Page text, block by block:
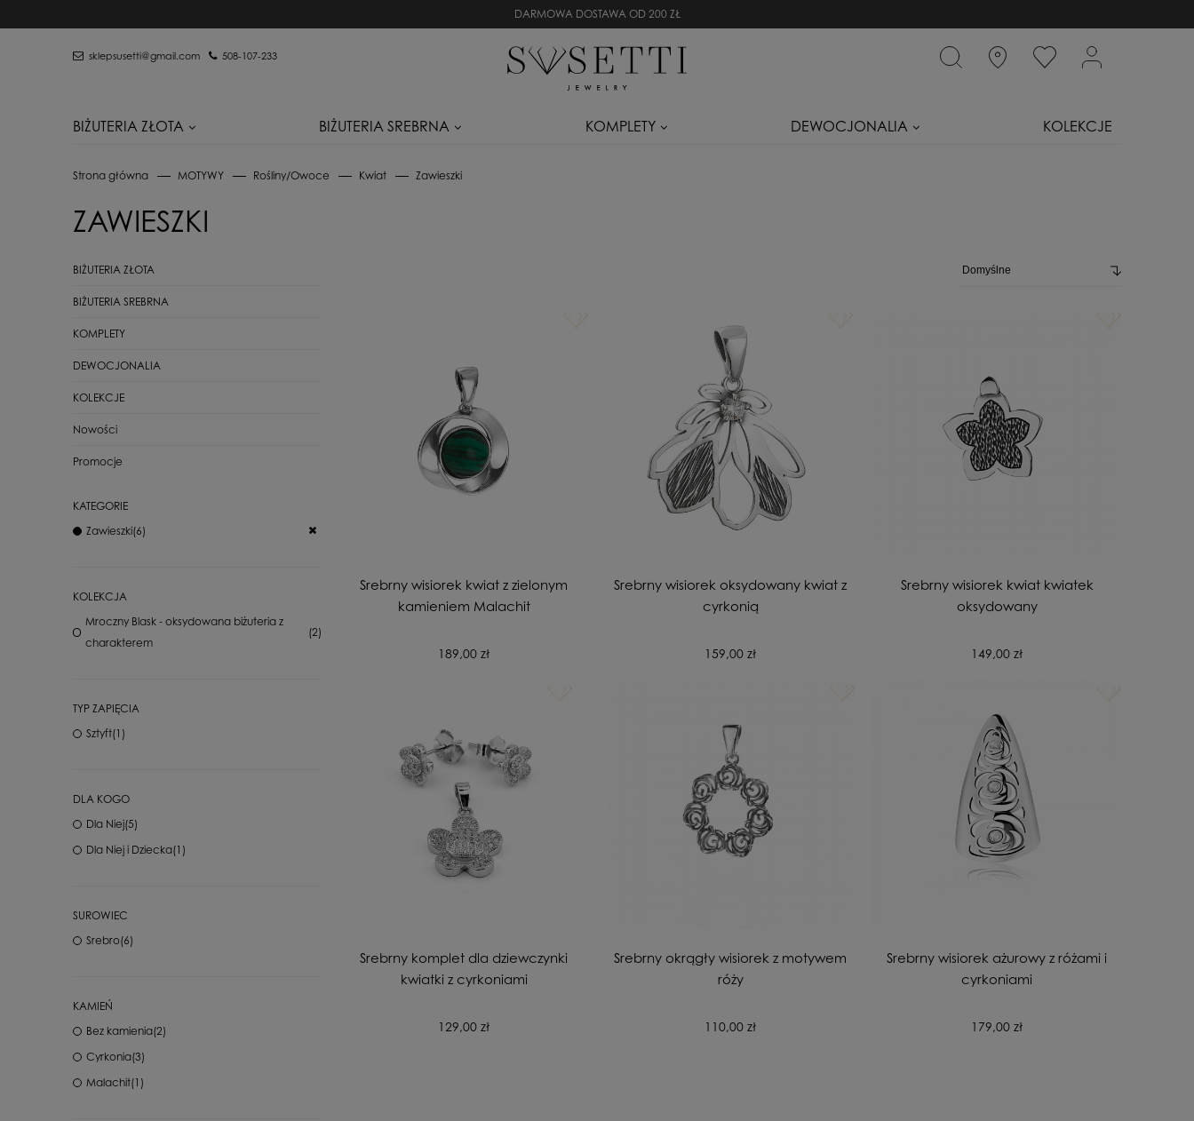
DARMOWA DOSTAWA OD 200 ZŁ
sklepsusetti@gmail.com 508-107-233
BIŻUTERIA ZŁOTA BIŻUTERIA SREBRNA KOMPLETY DEWOCJONALIA KOLEKCJE
Strona główna MOTYWY Rośliny/Owoce Kwiat Zawieszki
ZAWIESZKI
BIŻUTERIA ZŁOTA
BIŻUTERIA SREBRNA
KOMPLETY
DEWOCJONALIA
KOLEKCJE
Nowości
Promocje
KATEGORIE
Zawieszki(6)
KOLEKCJA
Mroczny Blask - oksydowana biżuteria z
charakterem
(2)
TYP ZAPIĘCIA
Sztyft(1)
DLA KOGO
Dla Niej(5)
Dla Niej i Dziecka(1)
SUROWIEC
Srebro(6)
KAMIEŃ
Bez kamienia(2)
Cyrkonia(3)
Malachit(1)
Srebrny wisiorek kwiat z zielonym
kamieniem Malachit
189,00 zł
Srebrny wisiorek oksydowany kwiat z
cyrkonią
159,00 zł
Srebrny wisiorek kwiat kwiatek
oksydowany
149,00 zł
Srebrny komplet dla dziewczynki
kwiatki z cyrkoniami
129,00 zł
Srebrny okrągły wisiorek z motywem
róży
110,00 zł
Srebrny wisiorek ażurowy z różami i
cyrkoniami
179,00 zł